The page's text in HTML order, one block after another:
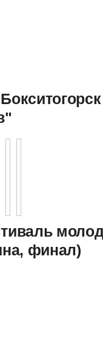
финал)